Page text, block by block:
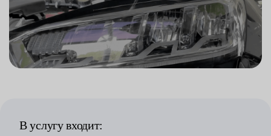
В услугу входит: